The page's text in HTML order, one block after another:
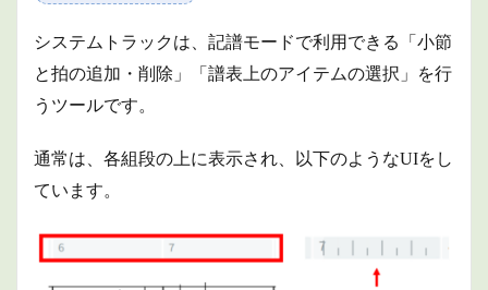
システムトラックは、記譜モードで利用できる「小節
と拍の追加・削除」「譜表上のアイテムの選択」を行
うツールです。
通常は、各組段の上に表示され、以下のようなUIをし
ています。